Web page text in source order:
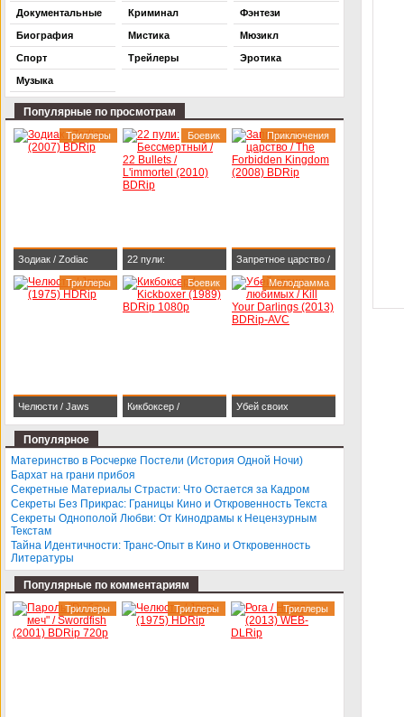
Документальные
Биография
Спорт
Музыка
Криминал
Мистика
Трейлеры
Фэнтези
Мюзикл
Эротика
Популярные по просмотрам
Зодиак / Zodiac
(2007) BDRip
Триллеры
22 пули:
Бессмертный / 22
Bullets / L'immortel
Боевик
Запретное царство /
The Forbidden
Kingdom (2008)
Приключения
Челюсти / Jaws
(1975) HDRip
Триллеры
Кикбоксер /
Боевик
Убей своих
Darlings (2013)
Мелодрамма
Популярное
Материнство в Росчерке Постели (История Одной Ночи)
Бархат на грани прибоя
Секретные Материалы Страсти: Что Остается за Кадром
Секреты Без Прикрас: Границы Кино и Откровенность Текста
Секреты Однополой Любви: От Кинодрамы к Нецензурным
Текстам
Тайна Идентичности: Транс-Опыт в Кино и Откровенность
Литературы
Популярные по комментариям
Триллеры Триллеры Триллеры